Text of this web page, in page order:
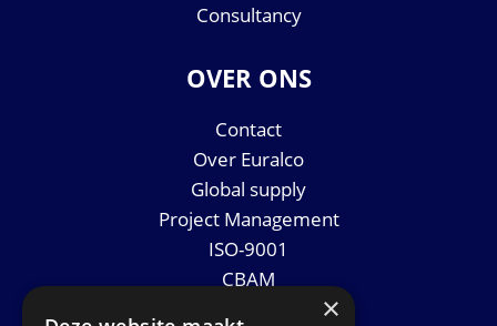
Consultancy
OVER ONS
Contact
Over Euralco
Global supply
Project Management
ISO-9001
CBAM
×